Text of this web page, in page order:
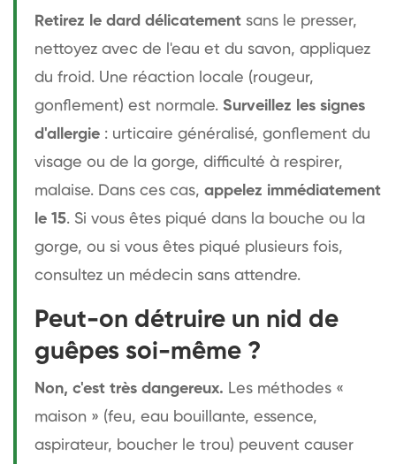
Retirez le dard délicatement sans le presser,
nettoyez avec de l'eau et du savon, appliquez
du froid. Une réaction locale (rougeur,
gonflement) est normale. Surveillez les signes
d'allergie : urticaire généralisé, gonflement du
visage ou de la gorge, difficulté à respirer,
malaise. Dans ces cas, appelez immédiatement
le 15. Si vous êtes piqué dans la bouche ou la
gorge, ou si vous êtes piqué plusieurs fois,
consultez un médecin sans attendre.
Peut-on détruire un nid de
guêpes soi-même ?
Non, c'est très dangereux. Les méthodes «
maison » (feu, eau bouillante, essence,
aspirateur, boucher le trou) peuvent causer